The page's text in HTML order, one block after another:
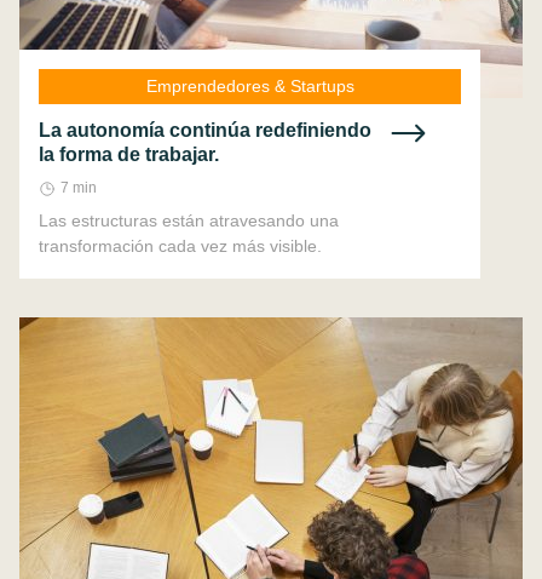
Emprendedores & Startups
La autonomía continúa redefiniendo
la forma de trabajar.
7 min
Las estructuras están atravesando una
transformación cada vez más visible.